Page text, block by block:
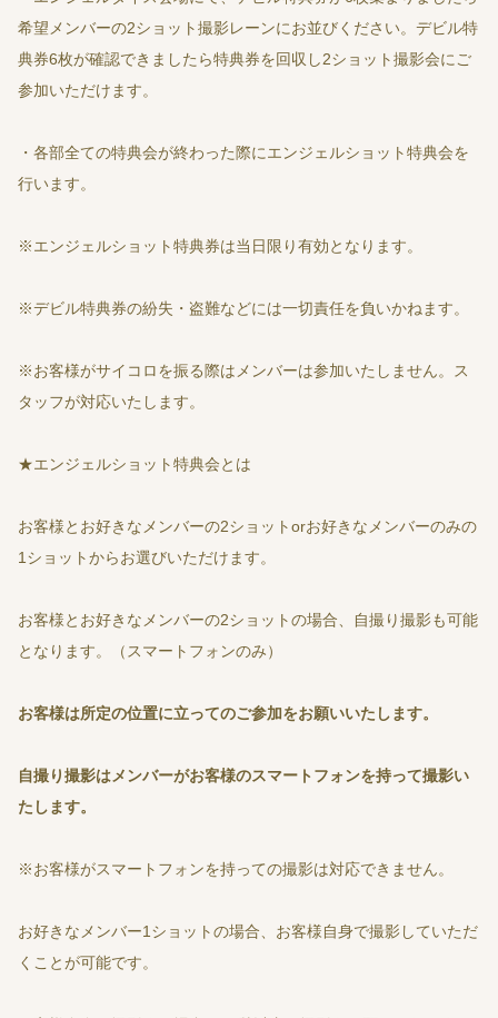
希望メンバーの2ショット撮影レーンにお並びください。デビル特
典券6枚が確認できましたら特典券を回収し2ショット撮影会にご
参加いただけます。
・各部全ての特典会が終わった際にエンジェルショット特典会を
行います。
※エンジェルショット特典券は当日限り有効となります。
※デビル特典券の紛失・盗難などには一切責任を負いかねます。
※お客様がサイコロを振る際はメンバーは参加いたしません。ス
タッフが対応いたします。
★エンジェルショット特典会とは
お客様とお好きなメンバーの2ショットorお好きなメンバーのみの
1ショットからお選びいただけます。
お客様とお好きなメンバーの2ショットの場合、自撮り撮影も可能
となります。（スマートフォンのみ）
お客様は所定の位置に立ってのご参加をお願いいたします。
自撮り撮影はメンバーがお客様のスマートフォンを持って撮影い
たします。
※お客様がスマートフォンを持っての撮影は対応できません。
お好きなメンバー1ショットの場合、お客様自身で撮影していただ
くことが可能です。